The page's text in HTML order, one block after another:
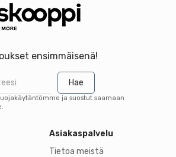
ensimmäisenä!
Hae
ja suostut saamaan
Asiakaspalvelu
Tietoa meistä